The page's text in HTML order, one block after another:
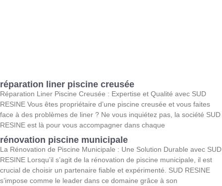
réparation liner piscine creusée
Réparation Liner Piscine Creusée : Expertise et Qualité avec SUD
RESINE Vous êtes propriétaire d’une piscine creusée et vous faites
face à des problèmes de liner ? Ne vous inquiétez pas, la société SUD
RESINE est là pour vous accompagner dans chaque
rénovation piscine municipale
La Rénovation de Piscine Municipale : Une Solution Durable avec SUD
RESINE Lorsqu’il s’agit de la rénovation de piscine municipale, il est
crucial de choisir un partenaire fiable et expérimenté. SUD RESINE
s’impose comme le leader dans ce domaine grâce à son